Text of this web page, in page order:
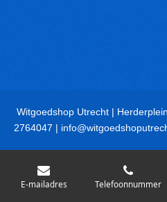
Witgoedshop Utrecht |
2764047 |
E-mailadres Telefoonnummer